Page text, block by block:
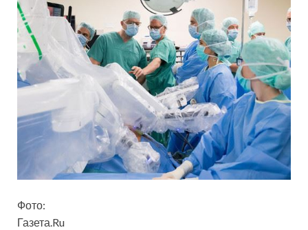
Фото:
Газета.Ru